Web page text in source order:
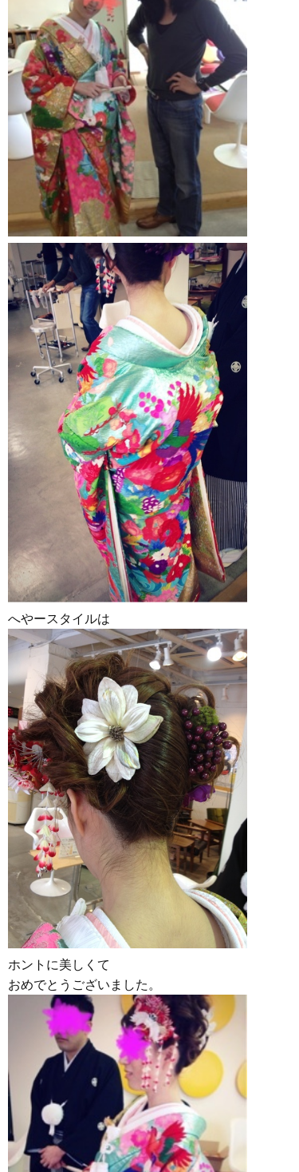
へやースタイルは
ホントに美しくて
おめでとうございました。